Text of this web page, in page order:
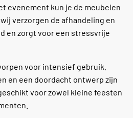
evenement kun je de meubelen
verzorgen de afhandeling en
en zorgt voor een stressvrije
voor intensief gebruik.
en een doordacht ontwerp zijn
voor zowel kleine feesten